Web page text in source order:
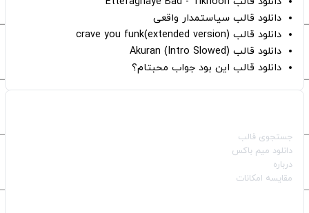
دانلود قالب سیاستمدار واقعی
دانلود قالب crave you funk(extended version)
دانلود قالب (Intro Slowed) Akuran
دانلود قالب این بود جواب محبتام؟
جستجوی قالب
دانلود میم باکس
درباره
مقایسه امکانات